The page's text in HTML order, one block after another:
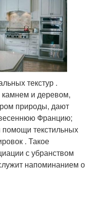
текстур .
и деревом,
природы, дают
Францию;
текстильных
. Такое
с убранством
напоминанием о